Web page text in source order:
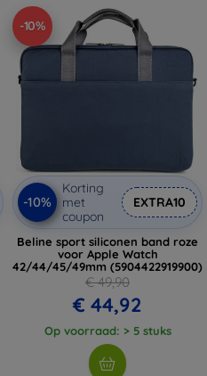
-10%
-10%
Korting
met
coupon
EXTRA10
Beline sport siliconen band roze
voor Apple Watch
42/44/45/49mm (5904422919900)
€ 49,90
€ 44,92
Op voorraad: > 5 stuks